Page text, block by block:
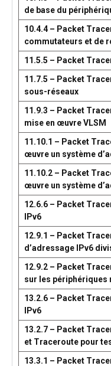
de base du
10.4.4 – Packet
commutateurs et de
11.5.5 – Packet
11.7.5 – Packet
sous-réseaux
11.9.3 – Packet
mise en œuvre VLSM
11.10.1 – Packet
œuvre un système
11.10.2 – Packet
œuvre un système
12.6.6 – Packet
IPv6
12.9.1 – Packet
d’adressage IPv6
12.9.2 – Packet
sur les périphériques
13.2.6 – Packet
IPv6
13.2.7 – Packet
et Traceroute pour
13.3.1 – Packet